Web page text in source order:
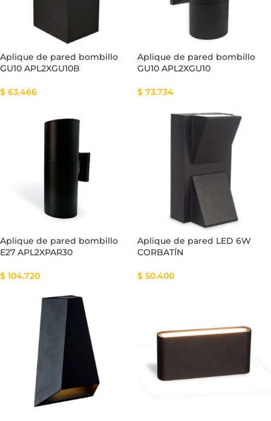
Aplique de pared bombillo
GU10 APL2XGU10B
$ 63.466
Aplique de pared bombillo
GU10 APL2XGU10
$ 73.734
Aplique de pared bombillo
E27 APL2XPAR30
$ 104.720
Aplique de pared LED 6W
CORBATÍN
$ 50.400